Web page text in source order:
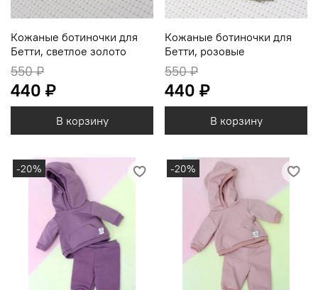
Кожаные ботиночки для
Бетти, светлое золото
550 ₽
440 ₽
В корзину
Кожаные ботиночки для
Бетти, розовые
550 ₽
440 ₽
В корзину
-20% -20%